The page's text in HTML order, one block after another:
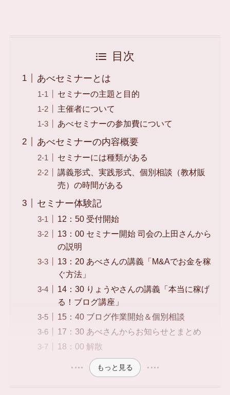
目次
あべセミナーとは
セミナーの主題と目的
主催者について
あべセミナーの参加費について
あべセミナーの内容概要
セミナーには種類がある
講義形式、実践形式、個別相談（教材販
売）の時間がある
セミナー体験記
12：50 受付開始
13：00 セミナー開始 司会の上田さんから
の説明
13：20 あべさんの講義「M&Aでお金を稼
ぐ方法」
14：30 りょうやさんの講義「本当に稼げ
る！ブログ講座」
15：40 ブログ作業開始＆個別相談
17：30 あべさんからお知らせとまとめ
18：00 解散
もっと見る